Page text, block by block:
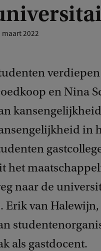
maart 2022
en Nina
in
het
naar de
Erik van
als gastdocent.